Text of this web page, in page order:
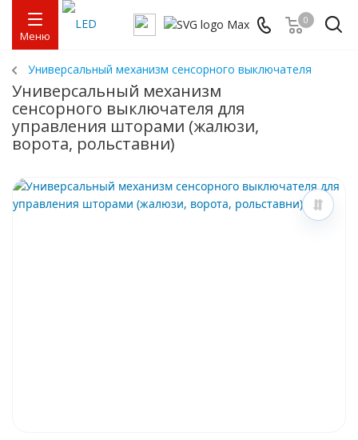
Меню
0
Универсальный механизм сенсорного выключателя
Универсальный механизм
сенсорного выключателя для
управления шторами (жалюзи,
ворота, рольставни)